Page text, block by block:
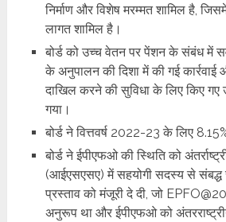
निर्माण और विशेष मरम्मत शामिल है,
लागत शामिल है।
बोर्ड को उच्च वेतन पर पेंशन के संबंध में
के अनुपालन की दिशा में की गई कार्रवाई
दाखिल करने की सुविधा के लिए किए गए
गया।
बोर्ड ने वित्तवर्ष 2022-23 के लिए
बोर्ड ने ईपीएफओ की स्थिति को
(आईएसएसए) में सहयोगी सदस्य से
प्रस्ताव को मंजूरी दे दी, जो
अनुरूप था और ईपीएफओ को